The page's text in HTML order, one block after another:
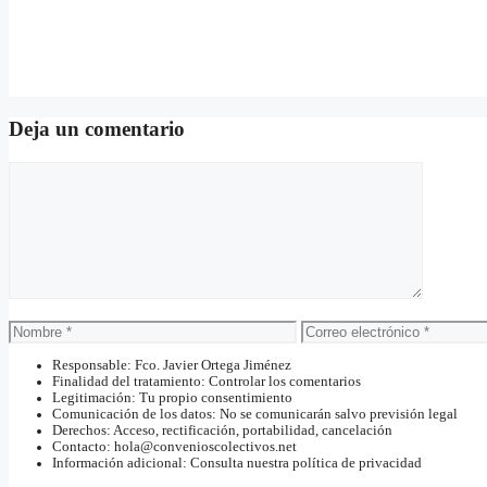
Deja un comentario
Nombre
Correo
electrónico
Responsable: Fco. Javier Ortega Jiménez
Finalidad del tratamiento: Controlar los comentarios
Legitimación: Tu propio consentimiento
Comunicación de los datos: No se comunicarán salvo previsión legal
Derechos: Acceso, rectificación, portabilidad, cancelación
Contacto: hola@convenioscolectivos.net
Información adicional: Consulta nuestra política de privacidad